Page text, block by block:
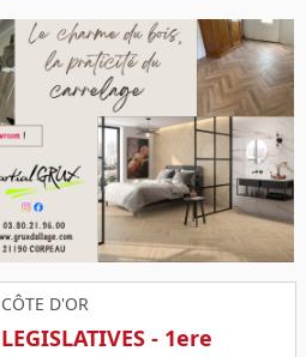
CÔTE D'OR
LEGISLATIVES - 1ere